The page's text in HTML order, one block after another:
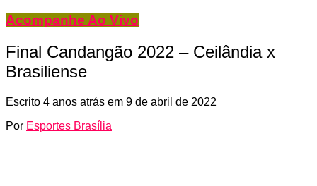
Acompanhe Ao Vivo
Final Candangão 2022 – Ceilândia x
Brasiliense
Escrito 4 anos atrás em 9 de abril de 2022
Por Esportes Brasília